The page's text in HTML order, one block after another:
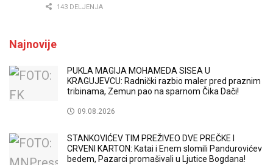
143 DELJENJA
Najnovije
PUKLA MAGIJA MOHAMEDA SISEA U
KRAGUJEVCU: Radnički razbio maler pred praznim
tribinama, Zemun pao na sparnom Čika Dači!
09.08.2026
STANKOVIĆEV TIM PREŽIVEO DVE PREČKE I
CRVENI KARTON: Katai i Enem slomili Pandurovićev
bedem, Pazarci promašivali u Ljutice Bogdana!